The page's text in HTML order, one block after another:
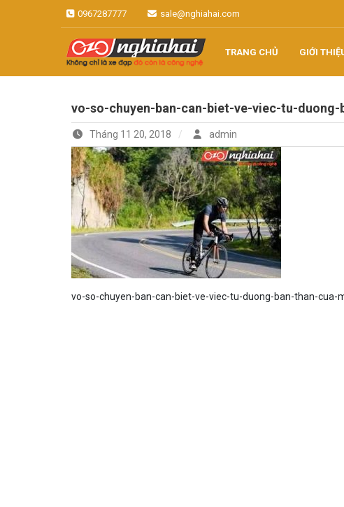
0967287777 sale@nghiahai.com
Nghĩa Hải
Không chỉ là xe đạp, đó còn là
TRANG CHỦ GIỚI
vo-so-chuyen-ban-can-biet-ve-viec-tu-
Tháng 11 20, 2018 admin
vo-so-chuyen-ban-can-biet-ve-viec-tu-duong-ban-than-cua-